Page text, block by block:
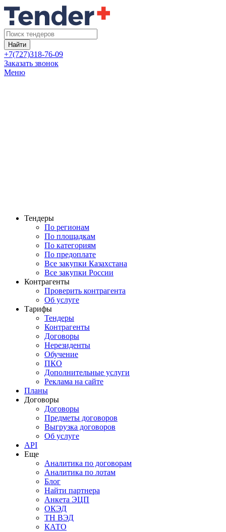
Найти
+7(727)318-76-09
Заказать звонок
Меню
Тендеры
По регионам
По площадкам
По категориям
По предоплате
Все закупки Казахстана
Все закупки России
Контрагенты
Проверить контрагента
Об услуге
Тарифы
Тендеры
Контрагенты
Договоры
Нерезиденты
Обучение
ПКО
Дополнительные услуги
Реклама на сайте
Планы
Договоры
Договоры
Предметы договоров
Выгрузка договоров
Об услуге
API
Еще
Аналитика по договорам
Аналитика по лотам
Блог
Найти партнера
Анкета ЭЦП
ОКЭД
ТН ВЭД
КАТО